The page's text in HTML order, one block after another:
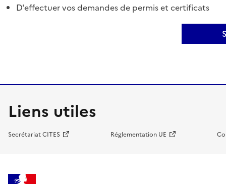
D'effectuer vos demandes de permis et certificats
Liens utiles
Secrétariat CITES Réglementation UE